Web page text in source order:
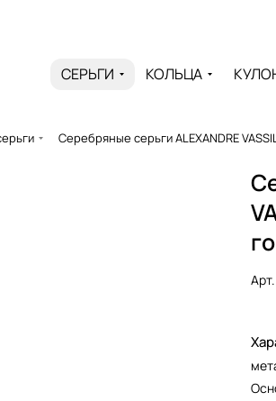
СЕРЬГИ КОЛЬЦА
Серебряные серьги ALEXANDRE